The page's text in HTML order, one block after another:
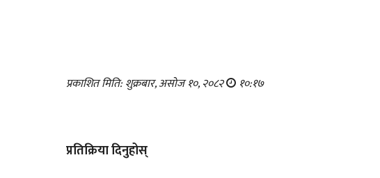
प्रकाशित मिति: शुक्रबार, असोज १०, २०८२ १०:१७
प्रतिक्रिया दिनुहोस्